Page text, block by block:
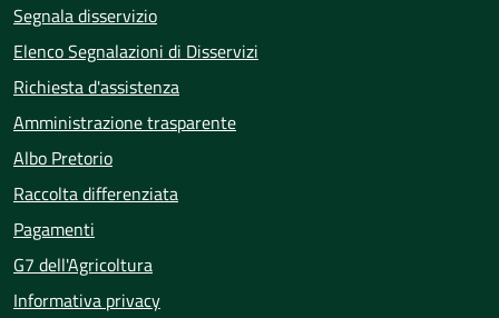
Segnala disservizio
Elenco Segnalazioni di Disservizi
Richiesta d'assistenza
Amministrazione trasparente
Albo Pretorio
Raccolta differenziata
Pagamenti
G7 dell'Agricoltura
Informativa privacy